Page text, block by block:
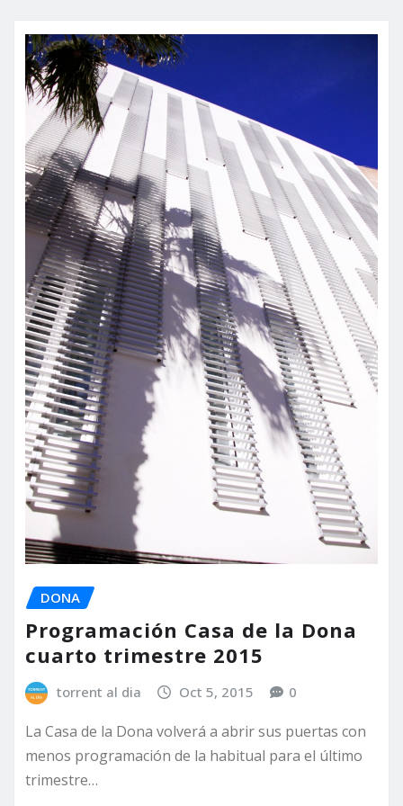
DONA
Programación Casa de la Dona
cuarto trimestre 2015
torrent al dia Oct 5, 2015 0
La Casa de la Dona volverá a abrir sus puertas con
menos programación de la habitual para el último
trimestre…